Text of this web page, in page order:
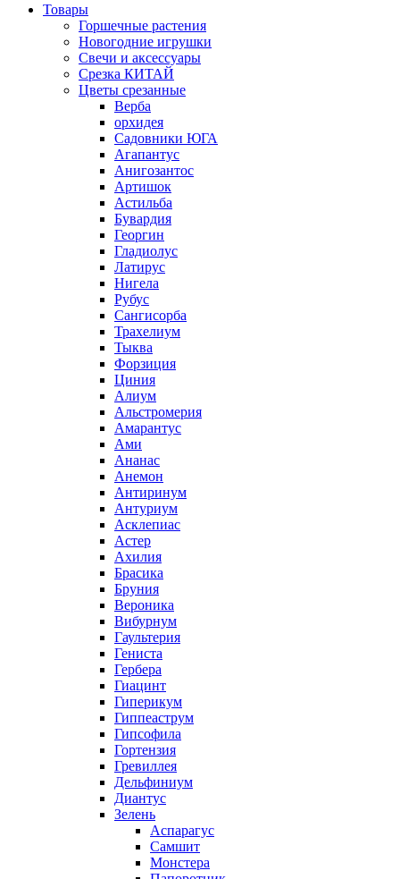
Товары
Горшечные растения
Новогодние игрушки
Свечи и аксессуары
Срезка КИТАЙ
Цветы срезанные
Верба
орхидея
Садовники ЮГА
Агапантус
Анигозантос
Артишок
Астильба
Бувардия
Георгин
Гладиолус
Латирус
Нигела
Рубус
Сангисорба
Трахелиум
Тыква
Форзиция
Циния
Алиум
Альстромерия
Амарантус
Ами
Ананас
Анемон
Антиринум
Антуриум
Асклепиас
Астер
Ахилия
Брасика
Бруния
Вероника
Вибурнум
Гаультерия
Гениста
Гербера
Гиацинт
Гиперикум
Гиппеаструм
Гипсофила
Гортензия
Гревиллея
Дельфиниум
Диантус
Зелень
Аспарагус
Самшит
Монстера